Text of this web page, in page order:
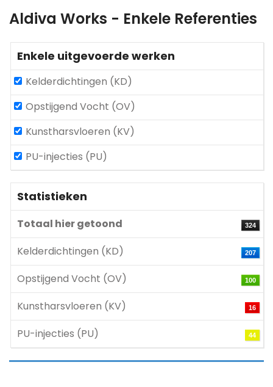
Aldiva Works - Enkele Referenties
Enkele uitgevoerde werken
Kelderdichtingen (KD)
Opstijgend Vocht (OV)
Kunstharsvloeren (KV)
PU-injecties (PU)
Statistieken
Totaal hier getoond 324
Kelderdichtingen (KD) 207
Opstijgend Vocht (OV) 100
Kunstharsvloeren (KV) 16
PU-injecties (PU) 44